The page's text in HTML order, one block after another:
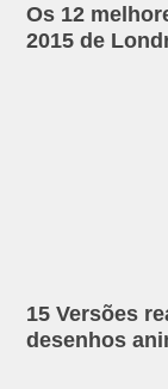
Os 12
2015 de
15 Versões
desenhos